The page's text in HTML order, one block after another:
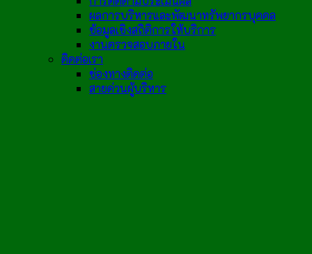
ผลการบริหารและพัฒนาทรัพยากรบุคคล
ข้อมูลเชิงสถิติการให้บริการ
งานตรวจสอบภายใน
ติดต่อเรา
ช่องทางติดต่อ
สายด่วนผู้บริหาร